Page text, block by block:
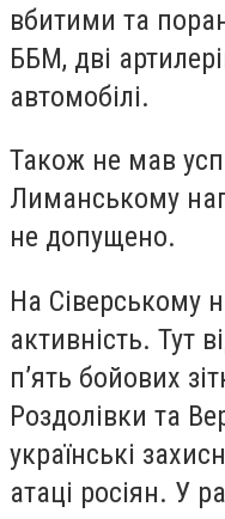
вбитими та
ББМ, дві
автомобілі.
Також не мав
Лиманському
не допущено.
На Сіверському
активність. Тут
п’ять бойових
Роздолівки та
українські
атаці росіян. У